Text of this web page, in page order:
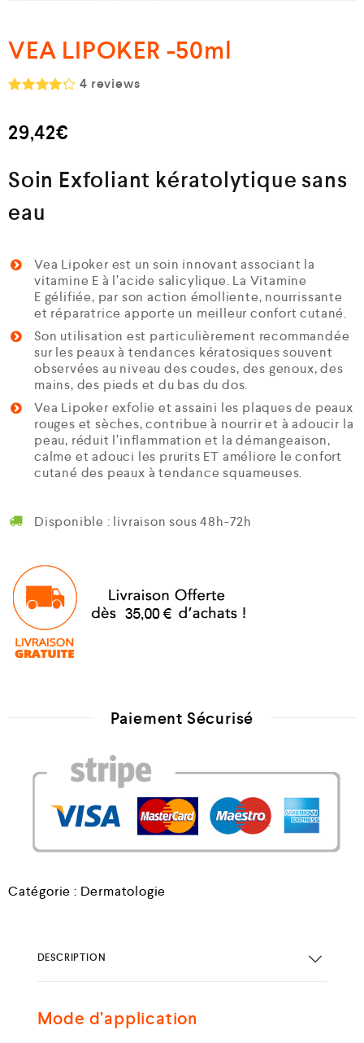
VEA LIPOKER -50ml
sur 5
4 reviews
29,42€
Soin Exfoliant kératolytique sans
eau
Vea Lipoker est un soin innovant associant la
vitamine E à l’acide salicylique. La Vitamine
E gélifiée, par son action émolliente, nourrissante
et réparatrice apporte un meilleur confort cutané.
Son utilisation est particulièrement recommandée
sur les peaux à tendances kératosiques souvent
observées au niveau des coudes, des genoux, des
mains, des pieds et du bas du dos.
Vea Lipoker exfolie et assaini les plaques de peaux
rouges et sèches, contribue à nourrir et à adoucir la
peau, réduit l’inflammation et la démangeaison,
calme et adouci les prurits ET améliore le confort
cutané des peaux à tendance squameuses.
Disponible : livraison sous 48h-72h
Paiement Sécurisé
Catégorie : Dermatologie
DESCRIPTION
Mode d’application